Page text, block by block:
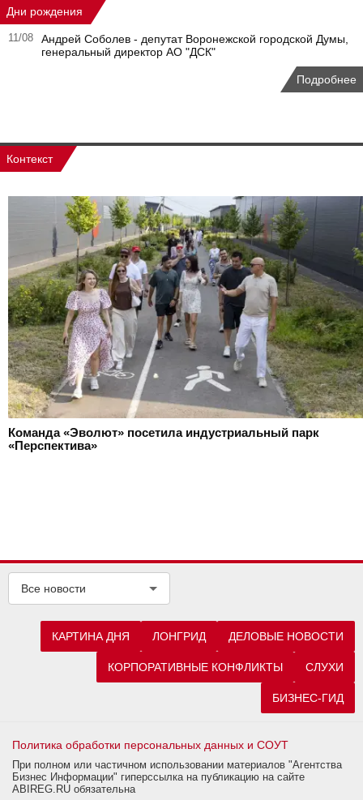
Дни рождения
11/08
Андрей Соболев - депутат Воронежской городской Думы,
генеральный директор АО "ДСК"
Подробнее
Контекст
Команда «Эволют» посетила индустриальный парк
«Перспектива»
Все новости
КАРТИНА ДНЯ ЛОНГРИД ДЕЛОВЫЕ НОВОСТИ
КОРПОРАТИВНЫЕ КОНФЛИКТЫ СЛУХИ
БИЗНЕС-ГИД
Политика обработки персональных данных и СОУТ
При полном или частичном использовании материалов "Агентства
Бизнес Информации" гиперссылка на публикацию на сайте
ABIREG.RU обязательна